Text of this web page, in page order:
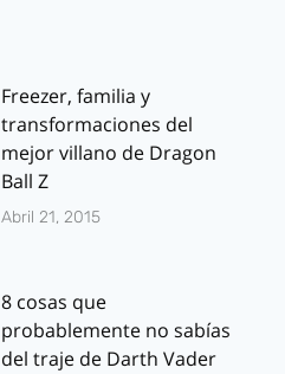
Freezer, familia y
transformaciones del
mejor villano de Dragon
Ball Z
Abril 21, 2015
8 cosas que
probablemente no sabías
del traje de Darth Vader